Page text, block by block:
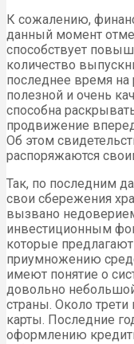
К сожалению,
данный момент
способствует
количество
последнее время на
полезной и очень
способна
продвижение
Об этом
распоряжаются
Так, по последним
свои сбережения
вызвано
инвестиционным
которые
приумножению
имеют понятие о
довольно
страны. Около трети
карты. Последние
оформлению